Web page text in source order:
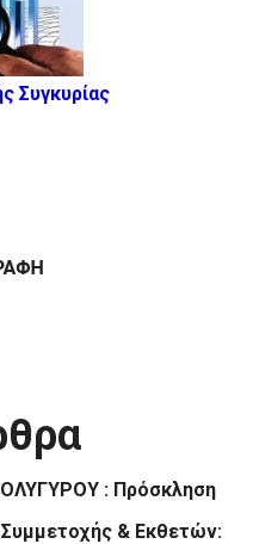
Συγκυρίας
: Πρόσκληση
& Εκθετών: